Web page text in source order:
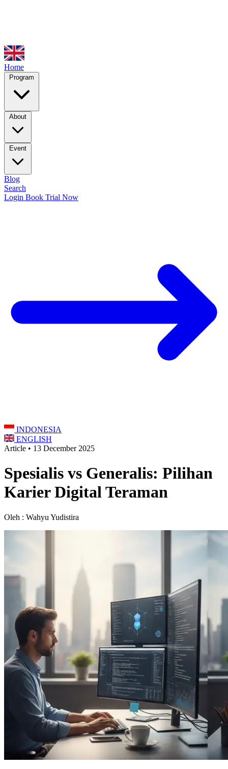
Home
Program
About
Event
Blog
Search
Login Book Trial Now
INDONESIA
ENGLISH
Article • 13 December 2025
Spesialis vs Generalis: Pilihan
Karier Digital Teraman
Oleh : Wahyu Yudistira